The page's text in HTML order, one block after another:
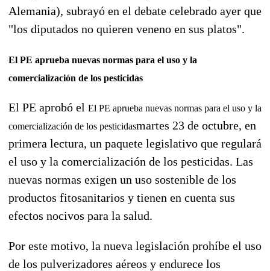
Alemania), subrayó en el debate celebrado ayer que
"los diputados no quieren veneno en sus platos".
El PE aprueba nuevas normas para el uso y la
comercialización de los pesticidas
El PE aprobó el El PE aprueba nuevas normas para el uso y la
comercialización de los pesticidasmartes 23 de octubre, en
primera lectura, un paquete legislativo que regulará
el uso y la comercialización de los pesticidas. Las
nuevas normas exigen un uso sostenible de los
productos fitosanitarios y tienen en cuenta sus
efectos nocivos para la salud.
Por este motivo, la nueva legislación prohíbe el uso
de los pulverizadores aéreos y endurece los